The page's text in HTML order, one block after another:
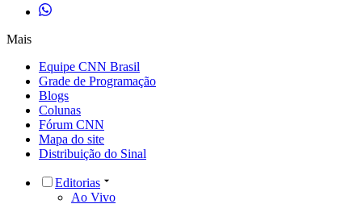
Mais
Equipe CNN Brasil
Grade de Programação
Blogs
Colunas
Fórum CNN
Mapa do site
Distribuição do Sinal
Editorias
Ao Vivo